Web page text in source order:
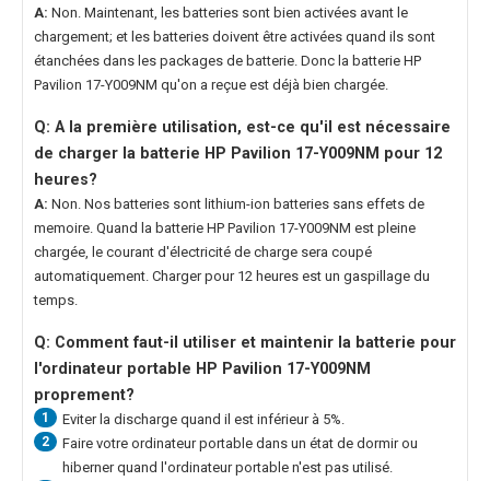
A: Non. Maintenant, les batteries sont bien activées avant le
chargement; et les batteries doivent être activées quand ils sont
étanchées dans les packages de batterie. Donc la batterie HP
Pavilion 17-Y009NM qu'on a reçue est déjà bien chargée.
Q: A la première utilisation, est-ce qu'il est nécessaire
de charger la batterie HP Pavilion 17-Y009NM pour 12
heures?
A: Non. Nos batteries sont lithium-ion batteries sans effets de
memoire. Quand la batterie HP Pavilion 17-Y009NM est pleine
chargée, le courant d'électricité de charge sera coupé
automatiquement. Charger pour 12 heures est un gaspillage du
temps.
Q: Comment faut-il utiliser et maintenir la batterie pour
l'ordinateur portable HP Pavilion 17-Y009NM
proprement?
1 Eviter la discharge quand il est inférieur à 5%.
2
Faire votre ordinateur portable dans un état de dormir ou
hiberner quand l'ordinateur portable n'est pas utilisé.